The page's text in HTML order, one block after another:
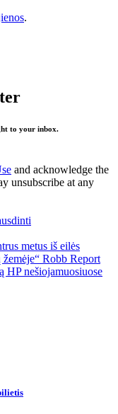
.
to your inbox.
and acknowledge the
unsubscribe at any
metus iš eilės
Robb Report
HP nešiojamuosiuose